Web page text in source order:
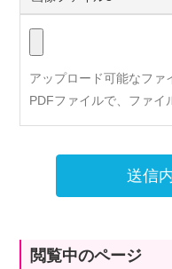
アップロード可能なファ
PDFファイルで、ファイ
送信
閲覧中のページ